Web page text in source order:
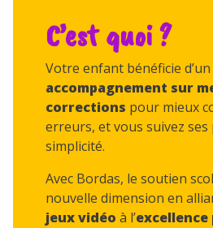
C’est quoi ?
Votre enfant bénéficie d’un
accompagnement sur
corrections pour mieux
erreurs, et vous suivez
simplicité.
Avec Bordas, le soutien
nouvelle dimension en
jeux vidéo à l’